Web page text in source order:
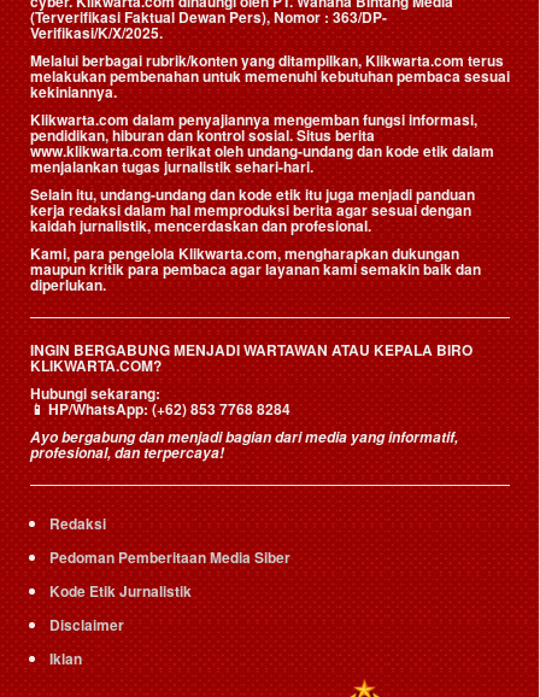
(Terverifikasi Faktual Dewan Pers), Nomor : 363/DP-
Verifikasi/K/X/2025.
Melalui berbagai rubrik/konten yang ditampilkan, Klikwarta.com terus
melakukan pembenahan untuk memenuhi kebutuhan pembaca sesuai
kekiniannya.
Klikwarta.com dalam penyajiannya mengemban fungsi informasi,
pendidikan, hiburan dan kontrol sosial. Situs berita
www.klikwarta.com terikat oleh undang-undang dan kode etik dalam
menjalankan tugas jurnalistik sehari-hari.
Selain itu, undang-undang dan kode etik itu juga menjadi panduan
kerja redaksi dalam hal memproduksi berita agar sesuai dengan
kaidah jurnalistik, mencerdaskan dan profesional.
Kami, para pengelola Klikwarta.com, mengharapkan dukungan
maupun kritik para pembaca agar layanan kami semakin baik dan
diperlukan.
INGIN BERGABUNG MENJADI WARTAWAN ATAU KEPALA BIRO
KLIKWARTA.COM?
Hubungi sekarang:
📱HP/WhatsApp:(+62) 853 7768 8284
Ayo bergabung dan menjadi bagian dari media yang informatif,
profesional, dan terpercaya!
Redaksi
Pedoman Pemberitaan Media Siber
Kode Etik Jurnalistik
Disclaimer
Iklan